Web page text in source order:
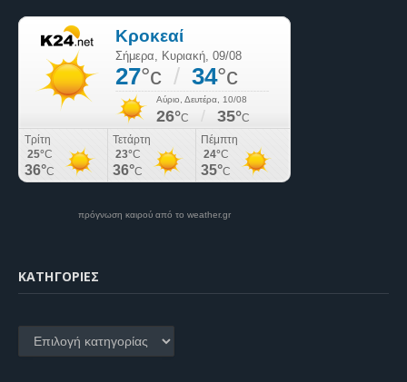
πρόγνωση καιρού από το weather.gr
KΑΤΗΓΟΡΊΕΣ
Kατηγορίες